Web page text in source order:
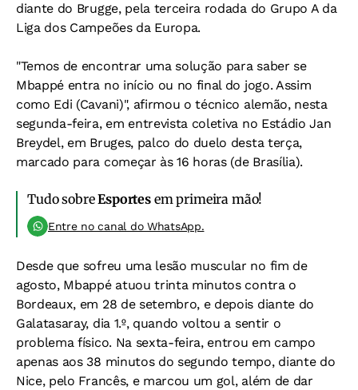
diante do Brugge, pela terceira rodada do Grupo A da
Liga dos Campeões da Europa.
"Temos de encontrar uma solução para saber se
Mbappé entra no início ou no final do jogo. Assim
como Edi (Cavani)", afirmou o técnico alemão, nesta
segunda-feira, em entrevista coletiva no Estádio Jan
Breydel, em Bruges, palco do duelo desta terça,
marcado para começar às 16 horas (de Brasília).
Tudo sobreEsportesem primeira mão!
Entre no canal do WhatsApp.
Desde que sofreu uma lesão muscular no fim de
agosto, Mbappé atuou trinta minutos contra o
Bordeaux, em 28 de setembro, e depois diante do
Galatasaray, dia 1.º, quando voltou a sentir o
problema físico. Na sexta-feira, entrou em campo
apenas aos 38 minutos do segundo tempo, diante do
Nice, pelo Francês, e marcou um gol, além de dar